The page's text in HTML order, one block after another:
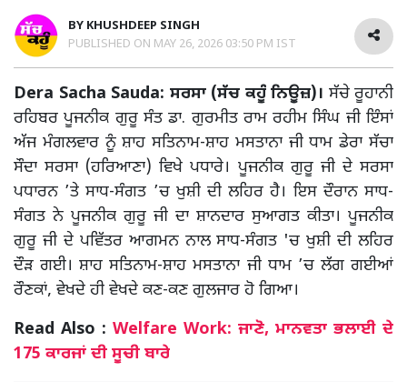
BY KHUSHDEEP SINGH
PUBLISHED ON MAY 26, 2026 03:50 PM IST
Dera Sacha Sauda: ਸਰਸਾ (ਸੱਚ ਕਹੂੰ ਨਿਊਜ਼)। ਸੱਚੇ ਰੂਹਾਨੀ
ਰਹਿਬਰ ਪੂਜਨੀਕ ਗੁਰੂ ਸੰਤ ਡਾ. ਗੁਰਮੀਤ ਰਾਮ ਰਹੀਮ ਸਿੰਘ ਜੀ ਇੰਸਾਂ
ਅੱਜ ਮੰਗਲਵਾਰ ਨੂੰ ਸ਼ਾਹ ਸਤਿਨਾਮ-ਸ਼ਾਹ ਮਸਤਾਨਾ ਜੀ ਧਾਮ ਡੇਰਾ ਸੱਚਾ
ਸੌਦਾ ਸਰਸਾ (ਹਰਿਆਣਾ) ਵਿਖੇ ਪਧਾਰੇ। ਪੂਜਨੀਕ ਗੁਰੂ ਜੀ ਦੇ ਸਰਸਾ
ਪਧਾਰਨ ’ਤੇ ਸਾਧ-ਸੰਗਤ ’ਚ ਖੁਸ਼ੀ ਦੀ ਲਹਿਰ ਹੈ। ਇਸ ਦੌਰਾਨ ਸਾਧ-
ਸੰਗਤ ਨੇ ਪੂਜਨੀਕ ਗੁਰੂ ਜੀ ਦਾ ਸ਼ਾਨਦਾਰ ਸੁਆਗਤ ਕੀਤਾ। ਪੂਜਨੀਕ
ਗੁਰੂ ਜੀ ਦੇ ਪਵਿੱਤਰ ਆਗਮਨ ਨਾਲ ਸਾਧ-ਸੰਗਤ 'ਚ ਖੁਸ਼ੀ ਦੀ ਲਹਿਰ
ਦੌੜ ਗਈ। ਸ਼ਾਹ ਸਤਿਨਾਮ-ਸ਼ਾਹ ਮਸਤਾਨਾ ਜੀ ਧਾਮ ’ਚ ਲੱਗ ਗਈਆਂ
ਰੌਣਕਾਂ, ਵੇਖਦੇ ਹੀ ਵੇਖਦੇ ਕਣ-ਕਣ ਗੁਲਜਾਰ ਹੋ ਗਿਆ।
Read Also : Welfare Work: ਜਾਣੋ, ਮਾਨਵਤਾ ਭਲਾਈ ਦੇ
175 ਕਾਰਜਾਂ ਦੀ ਸੂਚੀ ਬਾਰੇ